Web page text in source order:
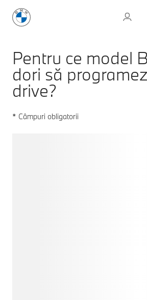
Pentru ce model
dori să
drive?
* Câmpuri obligatorii